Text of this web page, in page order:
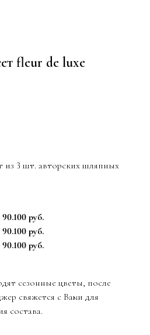
fleur de luxe
из 3 шт. авторских шляпных
руб.
руб.
руб.
сезонные цветы, после
свяжется с Вами для
состава.